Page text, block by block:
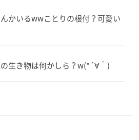
かいるwwことりの根付？可愛い
生き物は何かしら？w(*´∀｀)